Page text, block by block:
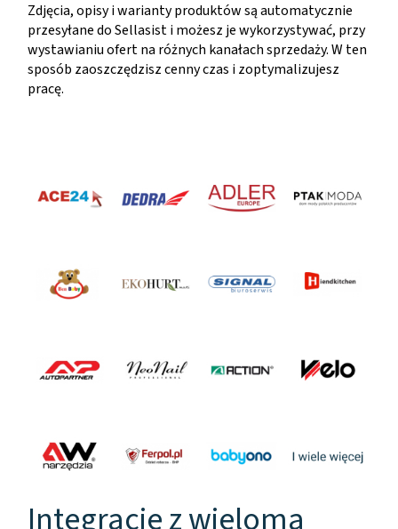
Zdjęcia, opisy i warianty produktów są automatycznie
przesyłane do Sellasist i możesz je wykorzystywać, przy
wystawianiu ofert na różnych kanałach sprzedaży. W ten
sposób zaoszczędzisz cenny czas i zoptymalizujesz
pracę.
Integracje z wieloma